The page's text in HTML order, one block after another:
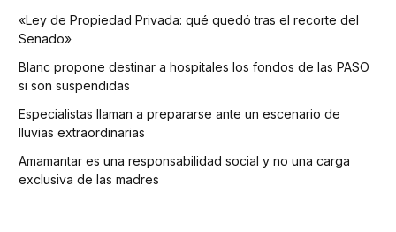
«Ley de Propiedad Privada: qué quedó tras el recorte del
Senado»
Blanc propone destinar a hospitales los fondos de las PASO
si son suspendidas
Especialistas llaman a prepararse ante un escenario de
lluvias extraordinarias
Amamantar es una responsabilidad social y no una carga
exclusiva de las madres